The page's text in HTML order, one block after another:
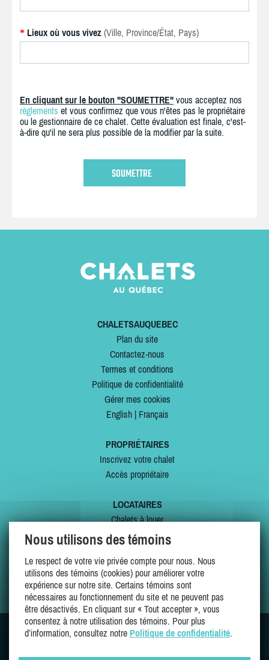
* Lieux où vous vivez (Ville, Province/État, Pays)
En cliquant sur le bouton "SOUMETTRE" vous acceptez nos
règlements et vous confirmez que vous n'êtes pas le propriétaire
ou le gestionnaire de ce chalet. Cette évaluation est finale, c'est-
à-dire qu'il ne sera plus possible de la modifier par la suite.
CHALETSAUQUEBEC
Plan du site
Contactez-nous
Termes et conditions
Politique de confidentialité
Gérer mes cookies
English| Français
PROPRIÉTAIRES
Inscrivez votre chalet
Accès propriétaire
LOCATAIRES
Chalets à louer
Chalets à vendre
Offres spéciales
Mes favoris
SUIVEZ-NOUS SUR
Nous utilisons des témoins
Le respect de votre vie privée compte pour nous. Nous
utilisons des témoins (cookies) pour améliorer votre
expérience sur notre site. Certains témoins sont
nécessaires au fonctionnement du site et ne peuvent pas
être désactivés. En cliquant sur « Tout accepter », vous
consentez à notre utilisation des témoins. Pour plus
d’information, consultez notre Politique de confidentialité.